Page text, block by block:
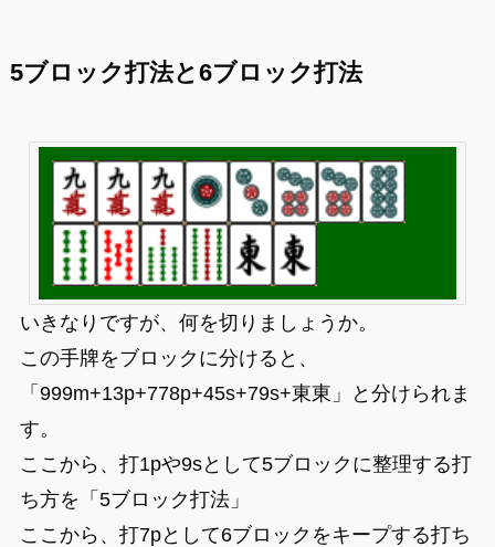
5ブロック打法と6ブロック打法
いきなりですが、何を切りましょうか。
この手牌をブロックに分けると、
「999m+13p+778p+45s+79s+東東」と分けられま
す。
ここから、打1pや9sとして5ブロックに整理する打
ち方を「5ブロック打法」
ここから、打7pとして6ブロックをキープする打ち